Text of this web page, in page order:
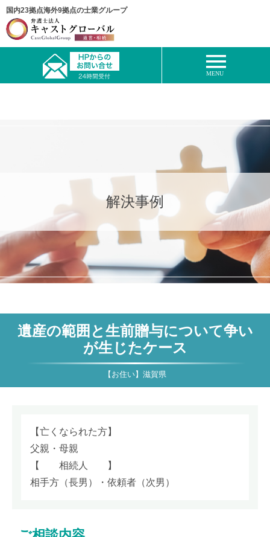
国内23拠点海外9拠点の士業グループ
解決事例
遺産の範囲と生前贈与について争い
が生じたケース
【亡くなられた方】
父親・母親
【 相続人 】
相手方（長男）・依頼者（次男）